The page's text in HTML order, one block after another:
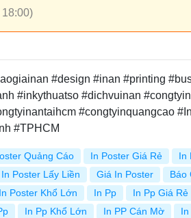
18:00)
#design #inan #printing
#inkythuatso #dichvuinan
#congtyinquangcao
#TPHCM
Quảng Cáo In Poster Giá Rẻ
In
In Poster Lấy Liền Giá In Poster
Báo
In Poster Khổ Lớn In Pp In Pp Giá Rẻ
In Pp Khổ Lớn In PP Cán Mờ